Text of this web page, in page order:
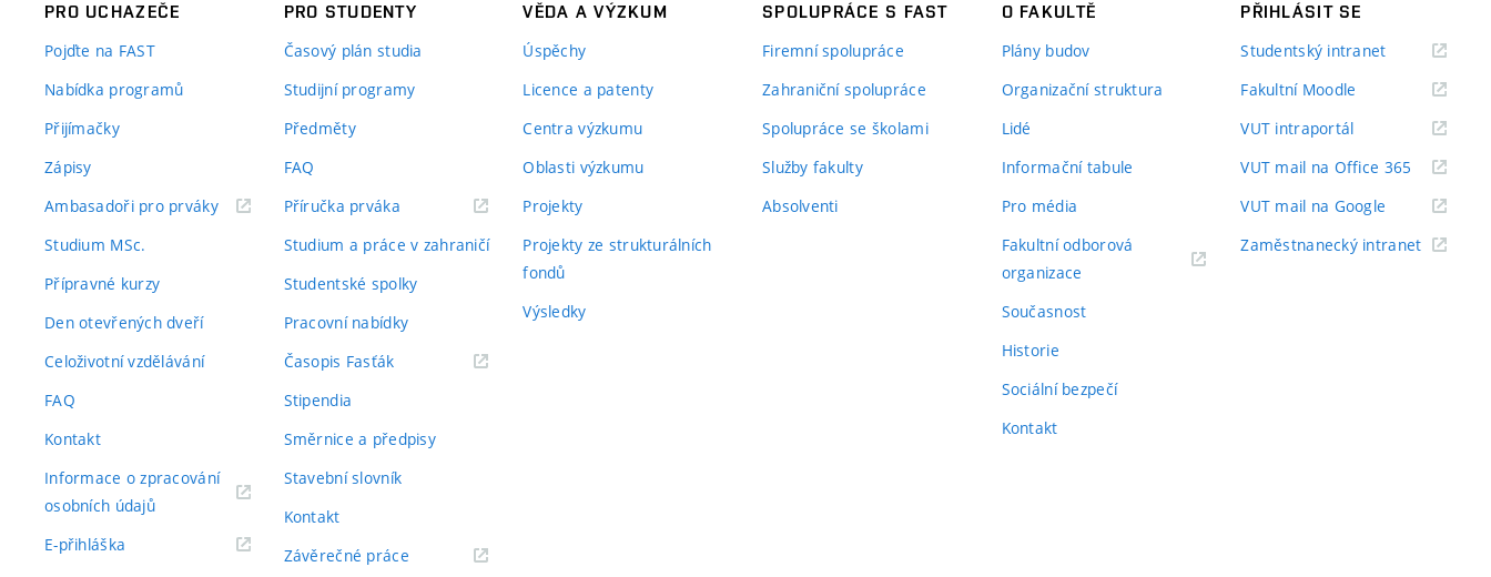
PRO UCHAZEČE
Pojďte na FAST
Nabídka programů
Přijímačky
Zápisy
Ambasadoři pro prváky(externí
Studium MSc.
Přípravné kurzy
Den otevřených dveří
Celoživotní vzdělávání
FAQ
Kontakt
Informace o zpracování
osobních údajů(externí
E-přihláška
PRO STUDENTY
Časový plán studia
Studijní programy
Předměty
FAQ
Příručka prváka(externí
Studium a práce v zahraničí
Studentské spolky
Pracovní nabídky
Časopis Fasťák(externí
Stipendia
Směrnice a předpisy
Stavební slovník
Kontakt
Závěrečné práce(externí
VĚDA A VÝZKUM
Úspěchy
Licence a patenty
Centra výzkumu
Oblasti výzkumu
Projekty
Projekty ze strukturálních
fondů
Výsledky
SPOLUPRÁCE S FAST
Firemní spolupráce
Zahraniční spolupráce
Spolupráce se školami
Služby fakulty
Absolventi
O FAKULTĚ
Plány budov
Organizační struktura
Lidé
Informační tabule
Pro média
Fakultní odborová
organizace
Současnost
Historie
Sociální bezpečí
Kontakt
PŘIHLÁSIT SE
Studentský intranet(externí
Fakultní Moodle
VUT intraportál(externí
VUT mail na Office 365 (externí
odkaz)
VUT mail na Google (externí
Zaměstnanecký intranet(externí